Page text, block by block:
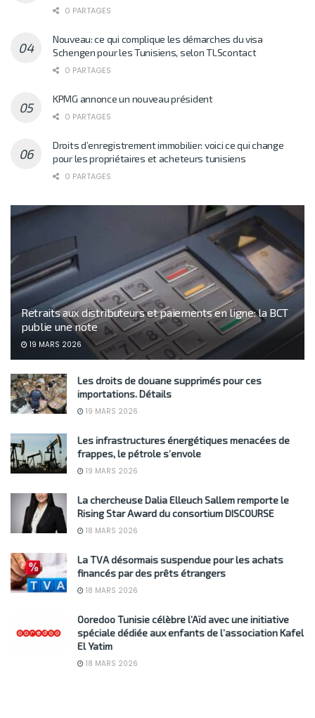
0 PARTAGES
Nouveau: ce qui complique les démarches du visa
Schengen pour les Tunisiens, selon TLScontact
0 PARTAGES
KPMG annonce un nouveau président
0 PARTAGES
Droits d’enregistrement immobilier: voici ce qui change
pour les propriétaires et acheteurs tunisiens
0 PARTAGES
Retraits aux distributeurs et paiements en ligne: la BCT
publie une note
19 MARS 2026
Les droits de douane supprimés pour ces
importations. Détails
19 MARS 2026
Les infrastructures énergétiques menacées de
frappes, le pétrole s’envole
19 MARS 2026
La chercheuse Dalia Elleuch Sallem remporte le
Rising Star Award du consortium DISCOURSE
18 MARS 2026
La TVA désormais suspendue pour les achats
financés par des prêts étrangers
18 MARS 2026
Ooredoo Tunisie célèbre l’Aïd avec une initiative
spéciale dédiée aux enfants de l’association Kafel
El Yatim
18 MARS 2026